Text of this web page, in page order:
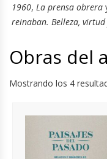
1960, La prensa obrera
reinaban. Belleza,
Obras del
Mostrando los 4